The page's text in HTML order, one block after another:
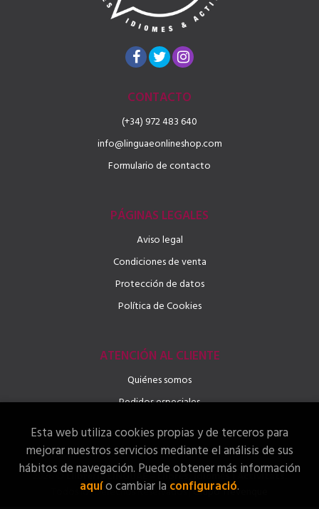
CONTACTO
(+34) 972 483 640
info@linguaeonlineshop.com
Formulario de contacto
PÁGINAS LEGALES
Aviso legal
Condiciones de venta
Protección de datos
Política de Cookies
ATENCIÓN AL CLIENTE
Quiénes somos
Pedidos especiales
2026 ©Llibreria LINGUAE – Llibres, Idiomes i Activitats.
Todos los Derechos Reservados |Grupo Trevenque
Esta web utiliza cookies propias y de terceros para
mejorar nuestros servicios mediante el análisis de sus
hábitos de navegación. Puede obtener más información
aquío cambiar la configuració.